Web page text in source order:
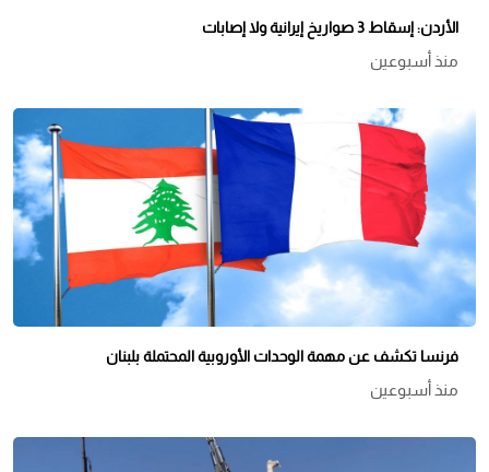
الأردن: إسقاط 3 صواريخ إيرانية ولا إصابات
منذ أسبوعين
فرنسا تكشف عن مهمة الوحدات الأوروبية المحتملة بلبنان
منذ أسبوعين